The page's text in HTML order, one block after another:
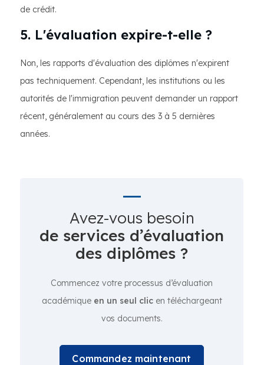
de crédit.
5. L'évaluation expire-t-elle ?
Non, les rapports d'évaluation des diplômes n'expirent
pas techniquement. Cependant, les institutions ou les
autorités de l'immigration peuvent demander un rapport
récent, généralement au cours des 3 à 5 dernières
années.
Avez-vous besoin
de services d’évaluation
des diplômes ?
Commencez votre processus d’évaluation
académiqueen un seul clicen téléchargeant
vos documents.
Commandez maintenant